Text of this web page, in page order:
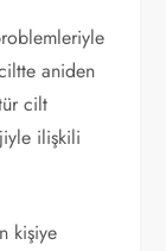
aniden
cilt
ilişkili
kişiye